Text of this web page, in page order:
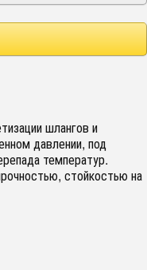
шлангов и
давлении, под
температур.
стойкостью на